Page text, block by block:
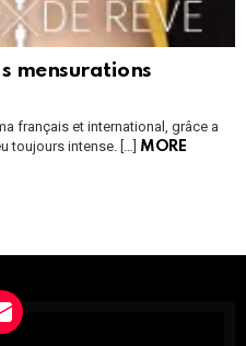
mensurations
français et international, grâce a
toujours intense. […] MORE